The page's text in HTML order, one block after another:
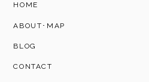
HOME
ABOUT･MAP
BLOG
CONTACT